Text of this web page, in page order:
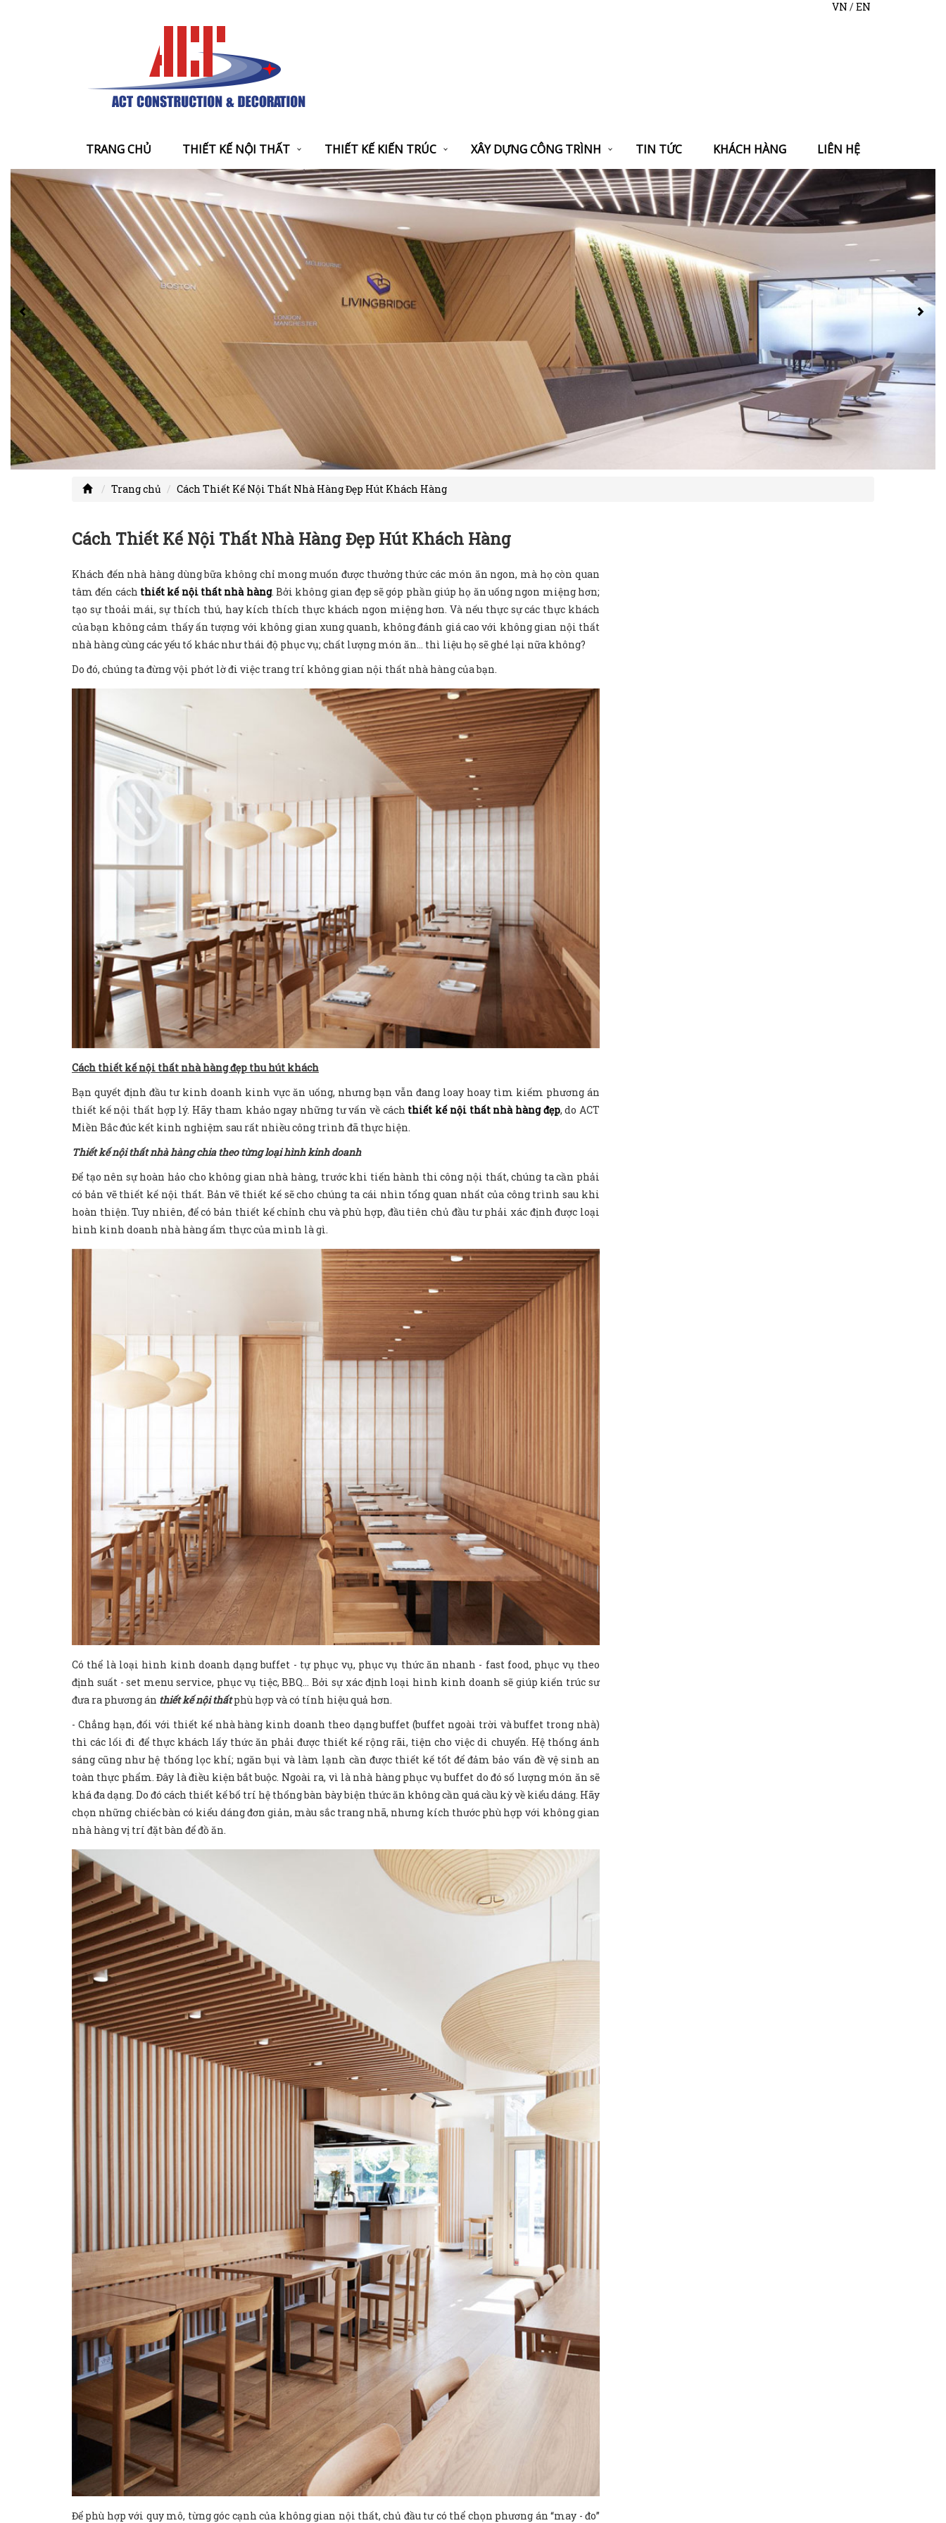
VN /EN
TRANG CHỦ THIẾT KẾ NỘI THẤT THIẾT KẾ KIẾN TRÚC XÂY DỰNG CÔNG TRÌNH TIN TỨC KHÁCH HÀNG LIÊN HỆ
Trang chủ Cách Thiết Kế Nội Thất Nhà Hàng Đẹp Hút Khách Hàng
Cách Thiết Kế Nội Thất Nhà Hàng Đẹp Hút Khách Hàng
Khách đến nhà hàng dùng bữa không chỉ mong muốn được thưởng thức các món ăn ngon, mà họ còn quan
tâm đến cách thiết kế nội thất nhà hàng. Bởi không gian đẹp sẽ góp phần giúp họ ăn uống ngon miệng hơn;
tạo sự thoải mái, sự thích thú, hay kích thích thực khách ngon miệng hơn. Và nếu thực sự các thực khách
của bạn không cảm thấy ấn tượng với không gian xung quanh, không đánh giá cao với không gian nội thất
nhà hàng cùng các yếu tố khác như thái độ phục vụ; chất lượng món ăn… thì liệu họ sẽ ghé lại nữa không?
Do đó, chúng ta đừng vội phớt lờ đi việc trang trí không gian nội thất nhà hàng của bạn.
Cách thiết kế nội thất nhà hàng đẹp thu hút khách
Bạn quyết định đầu tư kinh doanh kinh vực ăn uống, nhưng bạn vẫn đang loay hoay tìm kiếm phương án
thiết kế nội thất hợp lý. Hãy tham khảo ngay những tư vấn về cách thiết kế nội thất nhà hàng đẹp, do ACT
Miền Bắc đúc kết kinh nghiệm sau rất nhiều công trình đã thực hiện.
Thiết kế nội thất nhà hàng chia theo từng loại hình kinh doanh
Để tạo nên sự hoàn hảo cho không gian nhà hàng, trước khi tiến hành thi công nội thất, chúng ta cần phải
có bản vẽ thiết kế nội thất. Bản vẽ thiết kế sẽ cho chúng ta cái nhìn tổng quan nhất của công trình sau khi
hoàn thiện. Tuy nhiên, để có bản thiết kế chỉnh chu và phù hợp, đầu tiên chủ đầu tư phải xác định được loại
hình kinh doanh nhà hàng ẩm thực của mình là gì.
Có thể là loại hình kinh doanh dạng buffet - tự phục vụ, phục vụ thức ăn nhanh - fast food, phục vụ theo
định suất - set menu service, phục vụ tiệc, BBQ… Bởi sự xác định loại hình kinh doanh sẽ giúp kiến trúc sư
đưa ra phương án thiết kế nội thấtphù hợp và có tính hiệu quả hơn.
- Chẳng hạn, đối với thiết kế nhà hàng kinh doanh theo dạng buffet (buffet ngoài trời và buffet trong nhà)
thì các lối đi để thực khách lấy thức ăn phải được thiết kế rộng rãi, tiện cho việc di chuyển. Hệ thống ánh
sáng cũng như hệ thống lọc khí; ngăn bụi và làm lạnh cần được thiết kế tốt để đảm bảo vấn đề vệ sinh an
toàn thực phẩm. Đây là điều kiện bắt buộc. Ngoài ra, vì là nhà hàng phục vụ buffet do đó số lượng món ăn sẽ
khá đa dạng. Do đó cách thiết kế bố trí hệ thống bàn bày biện thức ăn không cần quá cầu kỳ về kiểu dáng. Hãy
chọn những chiếc bàn có kiểu dáng đơn giản, màu sắc trang nhã, nhưng kích thước phù hợp với không gian
nhà hàng vị trí đặt bàn để đồ ăn.
Để phù hợp với quy mô, từng góc cạnh của không gian nội thất, chủ đầu tư có thể chọn phương án “may - đo”